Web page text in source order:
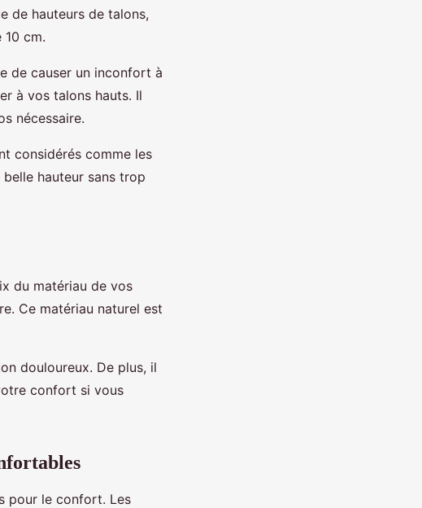
de hauteurs de talons,
cm.
de causer un inconfort à
à vos talons hauts. Il
nécessaire.
considérés comme les
hauteur sans trop
du matériau de vos
Ce matériau naturel est
douloureux. De plus, il
confort si vous
pour le confort. Les